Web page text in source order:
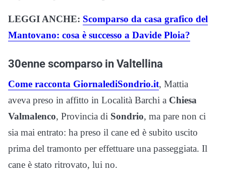
LEGGI ANCHE: Scomparso da casa grafico del
Mantovano: cosa è successo a Davide Ploia?
30enne scomparso in Valtellina
Come racconta GiornalediSondrio.it, Mattia
aveva preso in affitto in Località Barchi a Chiesa
Valmalenco, Provincia di Sondrio, ma pare non ci
sia mai entrato: ha preso il cane ed è subito uscito
prima del tramonto per effettuare una passeggiata. Il
cane è stato ritrovato, lui no.